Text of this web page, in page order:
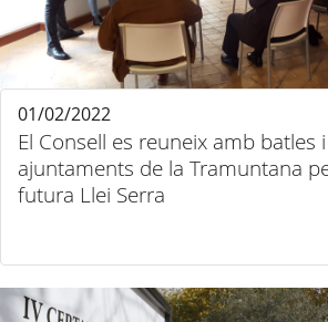
El Consell es reuneix amb batles
ajuntaments de la Tramuntana
futura Llei Serra
01/02/2022